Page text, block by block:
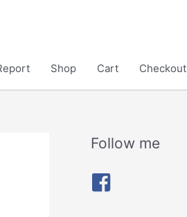
Shop Cart Checkout
Follow me
A